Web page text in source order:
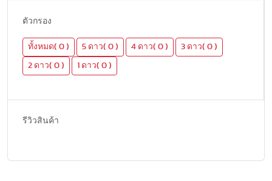
ตัวกรอง
ทั้งหมด( 0 ) 5 ดาว( 0 ) 4 ดาว( 0 ) 3 ดาว( 0 )
2 ดาว( 0 ) 1 ดาว( 0 )
รีวิวสินค้า